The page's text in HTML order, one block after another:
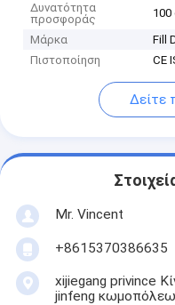
Δυνατότητα
προσφοράς
100
Μάρκα
Fill
Πιστοποίηση
CE
Δείτε
Mr. Vincent
+8615370386635
xijiegang privince
jinfeng